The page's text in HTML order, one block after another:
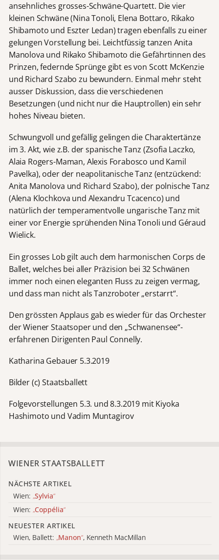
ansehnliches grosses-Schwäne-Quartett. Die vier
kleinen Schwäne (Nina Tonoli, Elena Bottaro, Rikako
Shibamoto und Eszter Ledan) tragen ebenfalls zu einer
gelungen Vorstellung bei. Leichtfüssig tanzen Anita
Manolova und Rikako Shibamoto die Gefährtinnen des
Prinzen, federnde Sprünge gibt es von Scott McKenzie
und Richard Szabo zu bewundern. Einmal mehr steht
ausser Diskussion, dass die verschiedenen
Besetzungen (und nicht nur die Hauptrollen) ein sehr
hohes Niveau bieten.
Schwungvoll und gefällig gelingen die Charaktertänze
im 3. Akt, wie z.B. der spanische Tanz (Zsofia Laczko,
Alaia Rogers-Maman, Alexis Forabosco und Kamil
Pavelka), oder der neapolitanische Tanz (entzückend:
Anita Manolova und Richard Szabo), der polnische Tanz
(Alena Klochkova und Alexandru Tcacenco) und
natürlich der temperamentvolle ungarische Tanz mit
einer vor Energie sprühenden Nina Tonoli und Géraud
Wielick.
Ein grosses Lob gilt auch dem harmonischen Corps de
Ballet, welches bei aller Präzision bei 32 Schwänen
immer noch einen eleganten Fluss zu zeigen vermag,
und dass man nicht als Tanzroboter „erstarrt“.
Den grössten Applaus gab es wieder für das Orchester
der Wiener Staatsoper und den „Schwanensee“-
erfahrenen Dirigenten Paul Connelly.
Katharina Gebauer 5.3.2019
Bilder (c) Staatsballett
Folgevorstellungen 5.3. und 8.3.2019 mit Kiyoka
Hashimoto und Vadim Muntagirov
WIENER STAATSBALLETT
NÄCHSTE ARTIKEL
Wien: „Sylvia“
Wien: „Coppélia“
NEUESTER ARTIKEL
Wien, Ballett: „Manon“, Kenneth MacMillan